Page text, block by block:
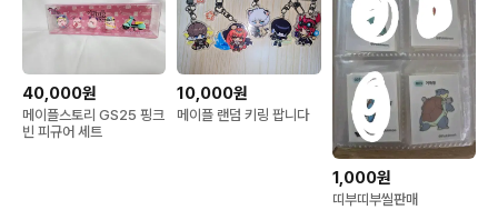
40,000원
메이플스토리 GS25 핑크
빈 피규어 세트
10,000원
메이플 랜덤 키링 팝니다
1,000원
띠부띠부씰판매